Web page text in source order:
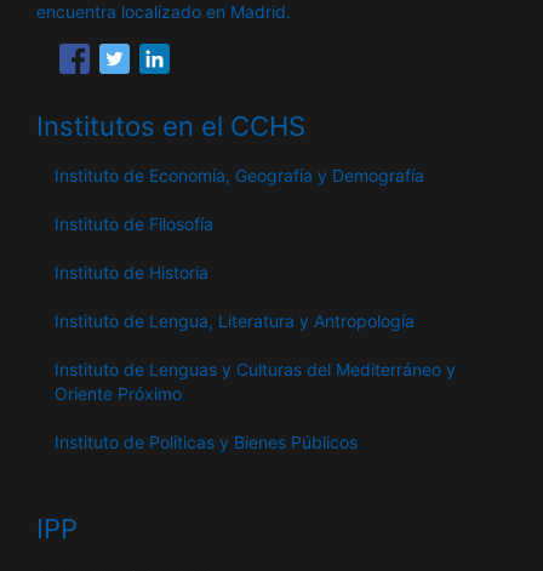
encuentra localizado en Madrid.
Institutos en el CCHS
Instituto de Economía, Geografía y Demografía
Instituto de Filosofía
Instituto de Historia
Instituto de Lengua, Literatura y Antropología
Instituto de Lenguas y Culturas del Mediterráneo y
Oriente Próximo
Instituto de Políticas y Bienes Públicos
IPP